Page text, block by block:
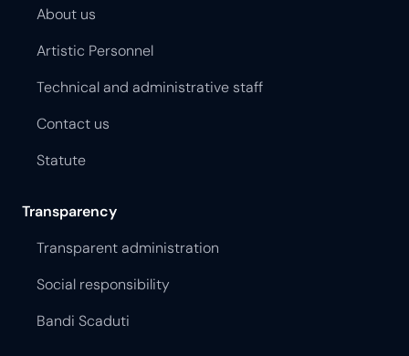
About us
Artistic Personnel
Technical and administrative staff
Contact us
Statute
Transparency
Transparent administration
Social responsibility
Bandi Scaduti